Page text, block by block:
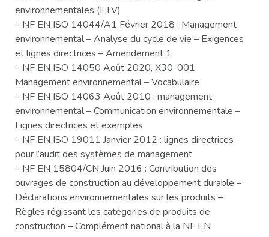
environnementales (ETV)
– NF EN ISO 14044/A1 Février 2018 : Management
environnemental – Analyse du cycle de vie – Exigences
et lignes directrices – Amendement 1
– NF EN ISO 14050 Août 2020, X30-001,
Management environnemental – Vocabulaire
– NF EN ISO 14063 Août 2010 : management
environnemental – Communication environnementale –
Lignes directrices et exemples
– NF EN ISO 19011 Janvier 2012 : lignes directrices
pour l’audit des systèmes de management
– NF EN 15804/CN Juin 2016 : Contribution des
ouvrages de construction au développement durable –
Déclarations environnementales sur les produits –
Règles régissant les catégories de produits de
construction – Complément national à la NF EN